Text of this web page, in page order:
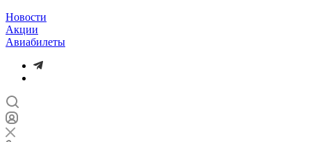
Новости
Акции
Авиабилеты